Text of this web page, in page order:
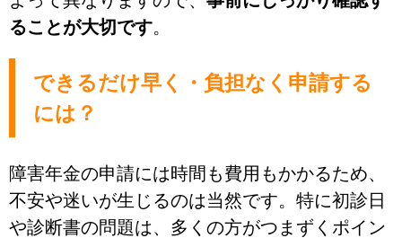
ることが大切です。
できるだけ早く・負担なく申請する
には？
障害年金の申請には時間も費用もかかるため、
不安や迷いが生じるのは当然です。特に初診日
や診断書の問題は、多くの方がつまずくポイン